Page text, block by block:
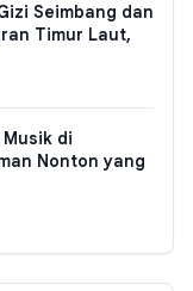
Seimbang dan
Timur Laut,
di
Nonton yang